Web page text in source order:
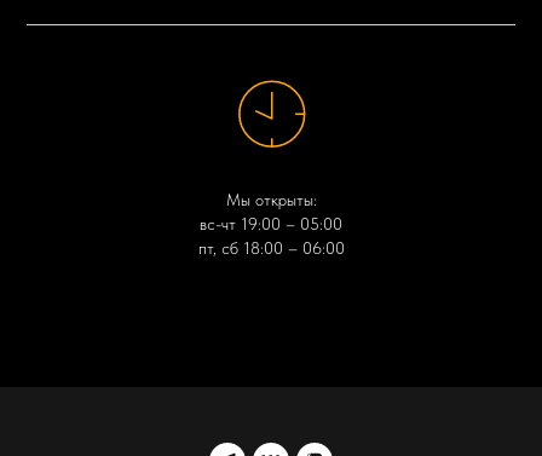
Мы открыты:
вс-чт 19:00 – 05:00
пт, сб 18:00 – 06:00